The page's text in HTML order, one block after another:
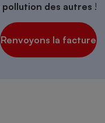
pollution des autres !
Renvoyons la facture